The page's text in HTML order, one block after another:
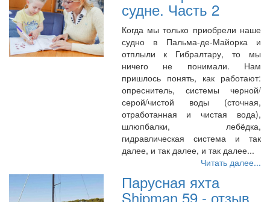
судне. Часть 2
Когда мы только приобрели наше
судно в Пальма-де-Майорка и
отплыли к Гибралтару, то мы
ничего не понимали. Нам
пришлось понять, как работают:
опреснитель, системы черной/
серой/чистой воды (сточная,
отработанная и чистая вода),
шлюпбалки, лебёдка,
гидравлическая система и так
далее, и так далее, и так далее...
Читать далее...
Парусная яхта
Shipman 59 - отзыв